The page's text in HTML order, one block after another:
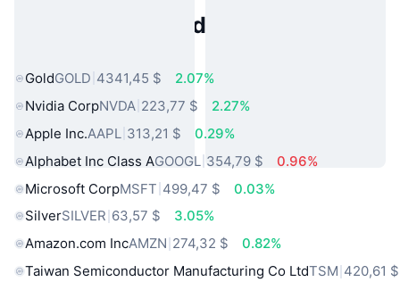
Activos del Mundo Real
GoldGOLD 4341,45 $
2.07%
Nvidia CorpNVDA 223,77 $
2.27%
Apple Inc.AAPL 313,21 $
0.29%
Alphabet Inc Class AGOOGL 354,79 $
0.96%
Microsoft CorpMSFT 499,47 $
0.03%
SilverSILVER 63,57 $
3.05%
Amazon.com IncAMZN 274,32 $
0.82%
Taiwan Semiconductor Manufacturing Co LtdTSM 420,61 $